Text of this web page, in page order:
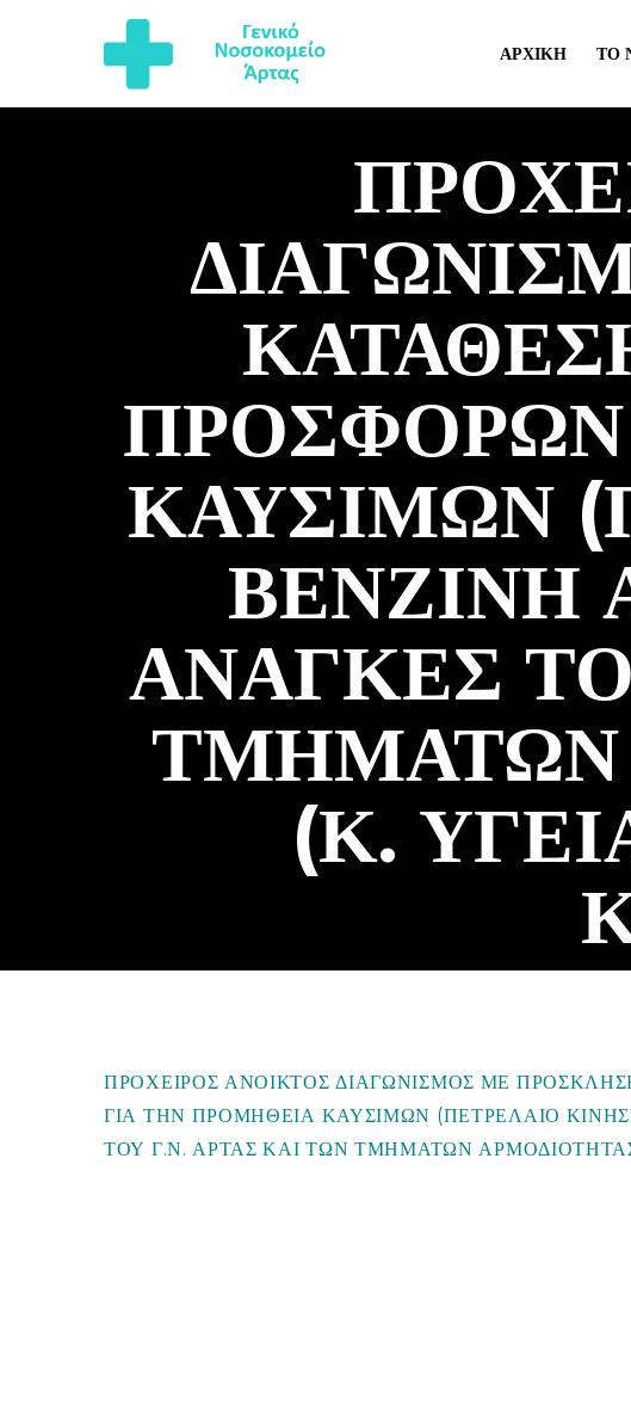
ΑΡΧΙΚΉ ΤΟ
ΚΑΥΣΙΜΩΝ
ΒΕΝΖΙΝΗ
ΑΝΑΓΚΕΣ
ΤΜΗΜΑΤΩΝ
(Κ.
ΠΡΟΧΕΙΡΟΣ ΑΝΟΙΚΤΟΣ ΔΙΑΓΩΝΙΣΜΟΣ ΜΕ
ΓΙΑ ΤΗΝ ΠΡΟΜΗΘΕΙΑ ΚΑΥΣΙΜΩΝ (ΠΕΤΡΕΛΑΙΟ
ΤΟΥ Γ.Ν. ΑΡΤΑΣ ΚΑΙ ΤΩΝ ΤΜΗΜΑΤΩΝ